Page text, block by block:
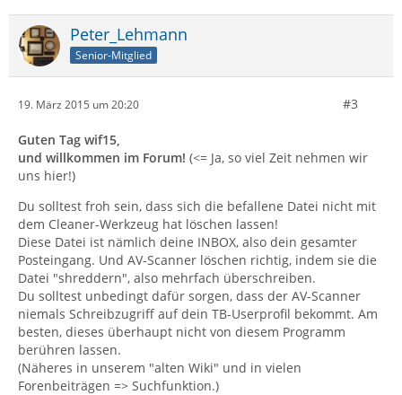
Peter_Lehmann
Senior-Mitglied
19. März 2015 um 20:20 #3
Guten Tag wif15,
und willkommen im Forum! (<= Ja, so viel Zeit nehmen wir
uns hier!)
Du solltest froh sein, dass sich die befallene Datei nicht mit
dem Cleaner-Werkzeug hat löschen lassen!
Diese Datei ist nämlich deine INBOX, also dein gesamter
Posteingang. Und AV-Scanner löschen richtig, indem sie die
Datei "shreddern", also mehrfach überschreiben.
Du solltest unbedingt dafür sorgen, dass der AV-Scanner
niemals Schreibzugriff auf dein TB-Userprofil bekommt. Am
besten, dieses überhaupt nicht von diesem Programm
berühren lassen.
(Näheres in unserem "alten Wiki" und in vielen
Forenbeiträgen => Suchfunktion.)